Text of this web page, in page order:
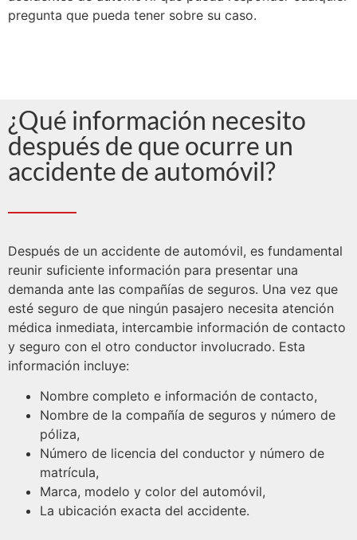
pregunta que pueda tener sobre su caso.
¿Qué información necesito
después de que ocurre un
accidente de automóvil?
Después de un accidente de automóvil, es fundamental
reunir suficiente información para presentar una
demanda ante las compañías de seguros. Una vez que
esté seguro de que ningún pasajero necesita atención
médica inmediata, intercambie información de contacto
y seguro con el otro conductor involucrado. Esta
información incluye:
Nombre completo e información de contacto,
Nombre de la compañía de seguros y número de
póliza,
Número de licencia del conductor y número de
matrícula,
Marca, modelo y color del automóvil,
La ubicación exacta del accidente.